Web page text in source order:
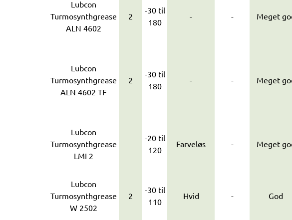
Lubcon
Turmosynthgrease
ALN 4602
2
-30 til
180
- - Meget
Lubcon
Turmosynthgrease
ALN 4602 TF
2
-30 til
180
- - Meget
Lubcon
Turmosynthgrease
LMI 2
-20 til
120
Farveløs - Meget
Lubcon
Turmosynthgrease
W 2502
2
-30 til
110
Hvid - God